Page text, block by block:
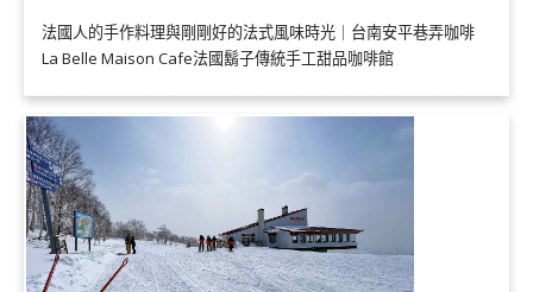
法國人的手作料理與剛剛好的法式風味時光｜台南安平巷弄咖啡
La Belle Maison Cafe法國鬍子傳統手工甜品咖啡館